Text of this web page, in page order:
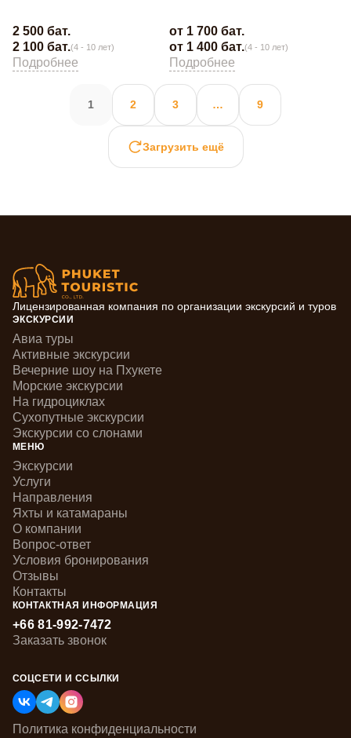
2 500 бат.
2 100 бат.(4 - 10 лет)
Подробнее
от 1 700 бат.
от 1 400 бат.(4 - 10 лет)
Подробнее
Навигация
по
записям
1 2 3 … 9
Загрузить ещё
Лицензированная компания по организации экскурсий и туров
ЭКСКУРСИИ
Авиа туры
Активные экскурсии
Вечерние шоу на Пхукете
Морские экскурсии
На гидроциклах
Сухопутные экскурсии
Экскурсии со слонами
МЕНЮ
Экскурсии
Услуги
Направления
Яхты и катамараны
О компании
Вопрос-ответ
Условия бронирования
Отзывы
Контакты
КОНТАКТНАЯ ИНФОРМАЦИЯ
+66 81-992-7472
Заказать звонок
СОЦСЕТИ И ССЫЛКИ
Политика конфиденциальности